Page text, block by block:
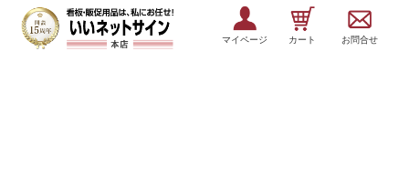
マイページ カート お問合せ